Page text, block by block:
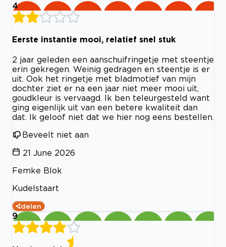
4
Eerste instantie mooi, relatief snel stuk
2 jaar geleden een aanschuifringetje met steentje
erin gekregen. Weinig gedragen en steentje is er
uit. Ook het ringetje met bladmotief van mijn
dochter ziet er na een jaar niet meer mooi uit,
goudkleur is vervaagd. Ik ben teleurgesteld want
ging eigenlijk uit van een betere kwaliteit dan
dat. Ik geloof niet dat we hier nog eens bestellen.
Beveelt niet aan
21 June 2026
Femke Blok
Kudelstaart
delen
9